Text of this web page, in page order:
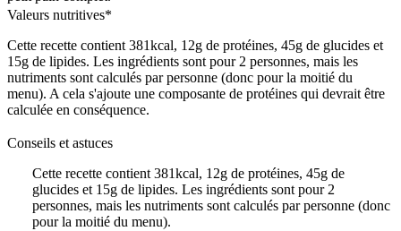
Valeurs nutritives*
Cette recette contient 381kcal, 12g de protéines, 45g de glucides et
15g de lipides. Les ingrédients sont pour 2 personnes, mais les
nutriments sont calculés par personne (donc pour la moitié du
menu). A cela s'ajoute une composante de protéines qui devrait être
calculée en conséquence.
Conseils et astuces
Cette recette contient 381kcal, 12g de protéines, 45g de
glucides et 15g de lipides. Les ingrédients sont pour 2
personnes, mais les nutriments sont calculés par personne (donc
pour la moitié du menu).